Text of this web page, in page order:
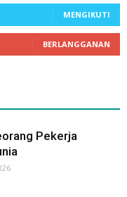
MENGIKUTI
BERLANGGANAN
Pekerja